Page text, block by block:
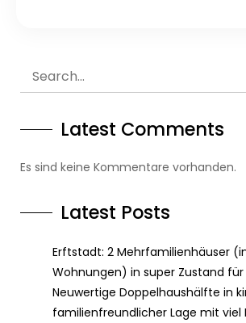
Latest Comments
Es sind keine Kommentare vorhanden.
Latest Posts
Erftstadt: 2 Mehrfamilienhäuser
Wohnungen) in super Zustand
Neuwertige Doppelhaushälfte in
familienfreundlicher Lage mit viel